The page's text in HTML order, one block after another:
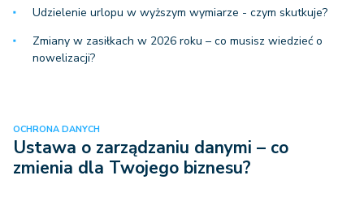
Udzielenie urlopu w wyższym wymiarze - czym skutkuje?
Zmiany w zasiłkach w 2026 roku – co musisz wiedzieć o
nowelizacji?
OCHRONA DANYCH
Ustawa o zarządzaniu danymi – co
zmienia dla Twojego biznesu?